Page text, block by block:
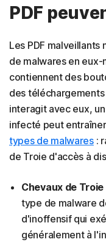
PDF
Les PDF
de malwares en
contiennent des
des
interagit avec eux,
infecté peut
types de malwares:
de Troie d'accès à
Chevaux de Troie
type de malware
d'inoffensif qui
généralement à